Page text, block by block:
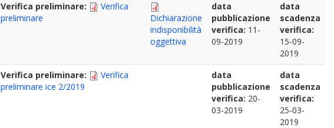
Verifica preliminare:
Verifica
preliminare
Dichiarazione
indisponibilità
oggettiva
data
pubblicazione
verifica: 11-
09-2019
data
scadenza
verifica:
15-09-
2019
Verifica preliminare:
Verifica
preliminare ice 2/2019
data
pubblicazione
verifica: 20-
03-2019
data
scadenza
verifica:
25-03-
2019